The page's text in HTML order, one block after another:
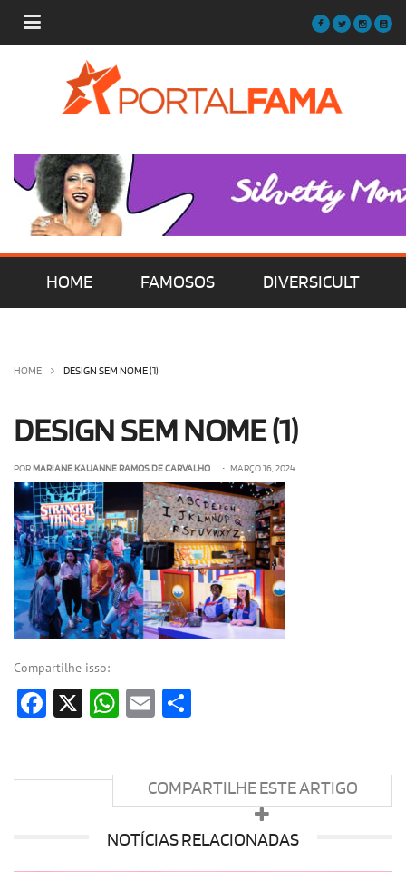
HOME FAMOSOS DIVERSICULT
OLHA ISSO! EU QUERO!
HOME DESIGN SEM NOME (1)
DESIGN SEM NOME (1)
POR MARIANE KAUANNE RAMOS DE CARVALHO • MARÇO 16, 2024
Compartilhe isso:
Facebook
X WhatsApp
Email
COMPARTILHE ESTE ARTIGO
NOTÍCIAS RELACIONADAS